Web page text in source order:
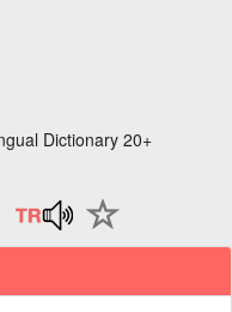
Dictionary 20+